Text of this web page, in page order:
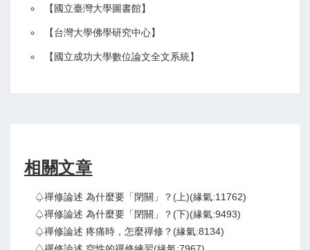
【 國立臺灣大學圖書館】
【台灣大學佛學研究中心】
【 國立成功大學數位論文全文系統】
相關文章
♤禪修論述 為什麼要「閉關」？(上)(緣氣:11762)
♤禪修論述 為什麼要「閉關」？(下)(緣氣:9493)
♤禪修論述 疼痛時，怎麼禪修？(緣氣:8134)